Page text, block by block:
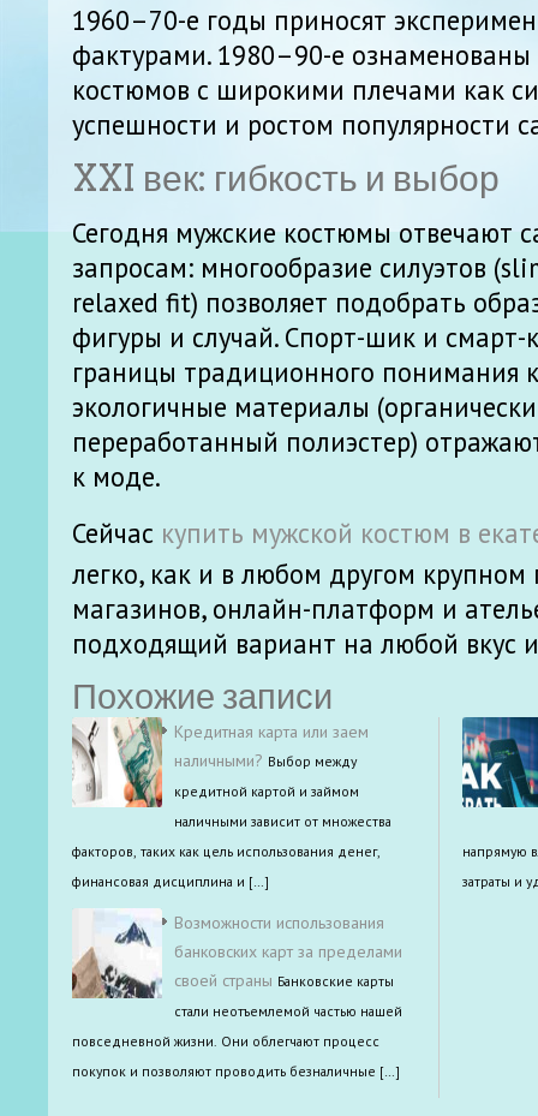
1960–70-е годы приносят
фактурами. 1980–90-е
костюмов с широкими плечами как
успешности и ростом популярности
XXI век: гибкость и выбор
Сегодня мужские костюмы отвечают
запросам: многообразие силуэтов
relaxed fit) позволяет подобрать
фигуры и случай. Спорт-шик и
границы традиционного понимания
экологичные материалы
переработанный полиэстер)
к моде.
Сейчас купить мужской костюм в
легко, как и в любом другом крупном
магазинов, онлайн-платформ и
подходящий вариант на любой вкус
Похожие записи
Кредитная карта или заем
наличными? Выбор между
кредитной картой и займом
наличными зависит от множества
факторов, таких как цель использования денег,
финансовая дисциплина и […]
Возможности использования
банковских карт за пределами
своей страны Банковские карты
стали неотъемлемой частью нашей
повседневной жизни. Они облегчают процесс
покупок и позволяют проводить безналичные […]
напрямую
затраты и